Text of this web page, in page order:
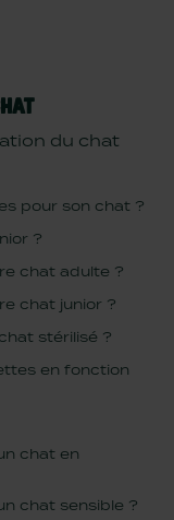
du chat
pour son chat ?
?
chat adulte ?
chat junior ?
stérilisé ?
en fonction
chat en
chat sensible ?